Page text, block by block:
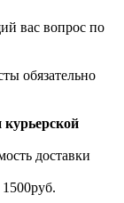
вас вопрос по
обязательно
доставки